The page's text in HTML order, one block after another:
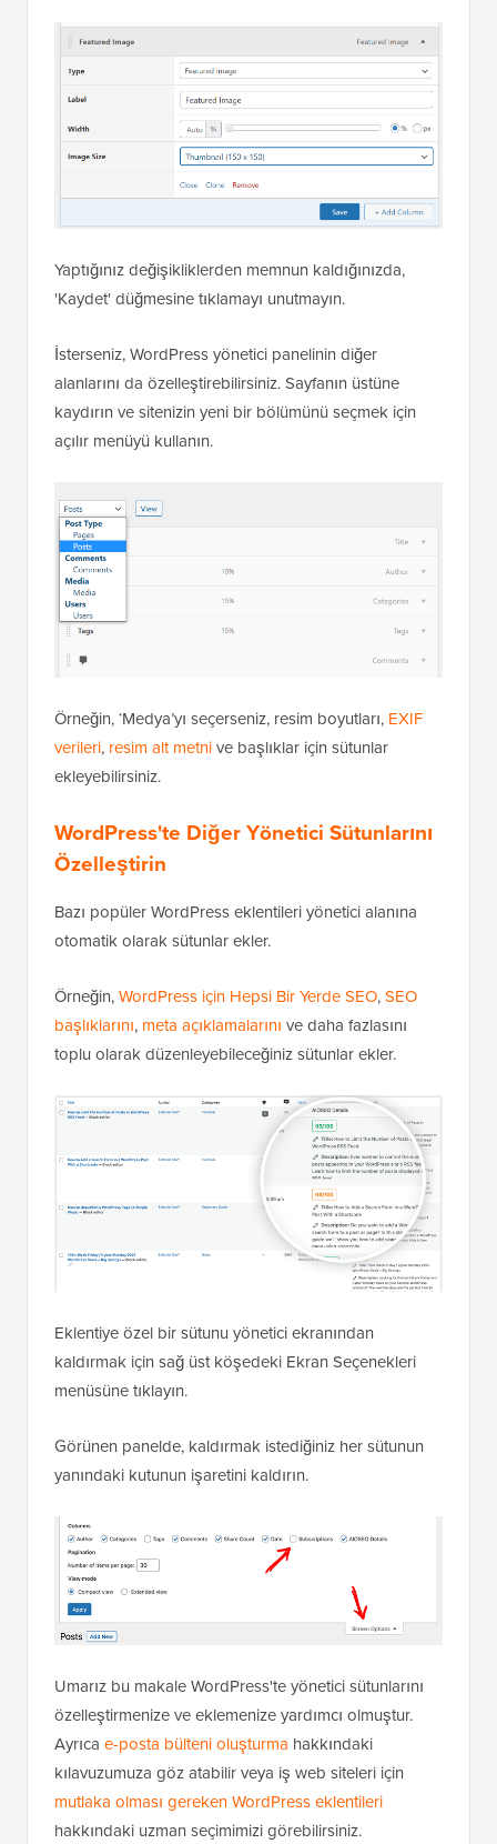
Yaptığınız değişikliklerden memnun kaldığınızda,
'Kaydet' düğmesine tıklamayı unutmayın.
İsterseniz, WordPress yönetici panelinin diğer
alanlarını da özelleştirebilirsiniz. Sayfanın üstüne
kaydırın ve sitenizin yeni bir bölümünü seçmek için
açılır menüyü kullanın.
Örneğin, ‘Medya’yı seçerseniz, resim boyutları, EXIF
verileri, resim alt metnive başlıklar için sütunlar
ekleyebilirsiniz.
WordPress'te Diğer Yönetici Sütunlarını
Özelleştirin
Bazı popüler WordPress eklentileri yönetici alanına
otomatik olarak sütunlar ekler.
Örneğin,WordPress için Hepsi Bir Yerde SEO,SEO
başlıklarını, meta açıklamalarını ve daha fazlasını
toplu olarak düzenleyebileceğiniz sütunlar ekler.
Eklentiye özel bir sütunu yönetici ekranından
kaldırmak için sağ üst köşedeki Ekran Seçenekleri
menüsüne tıklayın.
Görünen panelde, kaldırmak istediğiniz her sütunun
yanındaki kutunun işaretini kaldırın.
Umarız bu makale WordPress'te yönetici sütunlarını
özelleştirmenize ve eklemenize yardımcı olmuştur.
Ayrıca e-posta bülteni oluşturma hakkındaki
kılavuzumuza göz atabilir veya iş web siteleri için
mutlaka olması gereken WordPress eklentileri
hakkındaki uzman seçimimizi görebilirsiniz.